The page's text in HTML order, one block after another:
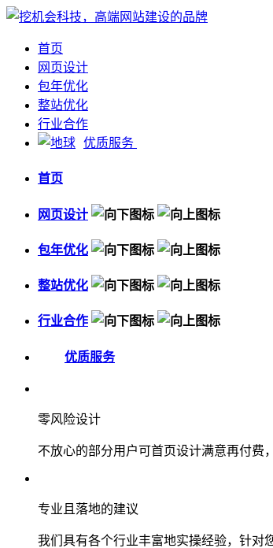
首页
网页设计
包年优化
整站优化
行业合作
优质服务
首页
网页设计
包年优化
整站优化
行业合作
优质服务
零风险设计
不放心的部分用户可首页设计满意再付费
专业且落地的建议
我们具有各个行业丰富地实操经验，针对